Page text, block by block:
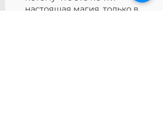
настоящая магия, только в